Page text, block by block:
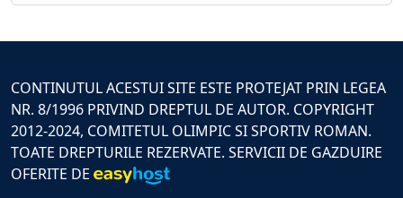
CONTINUTUL ACESTUI SITE ESTE PROTEJAT PRIN LEGEA
NR. 8/1996 PRIVIND DREPTUL DE AUTOR. COPYRIGHT
2012-2024, COMITETUL OLIMPIC SI SPORTIV ROMAN.
TOATE DREPTURILE REZERVATE. SERVICII DE GAZDUIRE
OFERITE DE